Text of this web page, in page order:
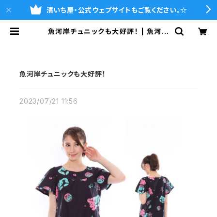
濱いち屋・公式ウェブサイトもご覧ください。☆
魚河岸チュニックも大好評！ | 魚河岸
魚河岸チュニックも大好評！
2023/07/21 11:56